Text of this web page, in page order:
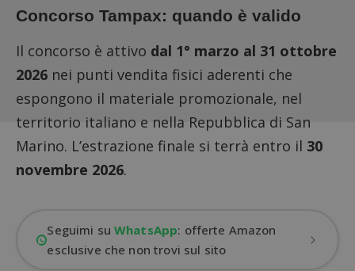
Concorso Tampax: quando è valido
Il concorso è attivo dal 1° marzo al 31 ottobre
2026 nei punti vendita fisici aderenti che
espongono il materiale promozionale, nel
territorio italiano e nella Repubblica di San
Marino. L’estrazione finale si terrà entro il 30
novembre 2026.
Seguimi suWhatsApp: offerte Amazon
esclusive che non trovi sul sito